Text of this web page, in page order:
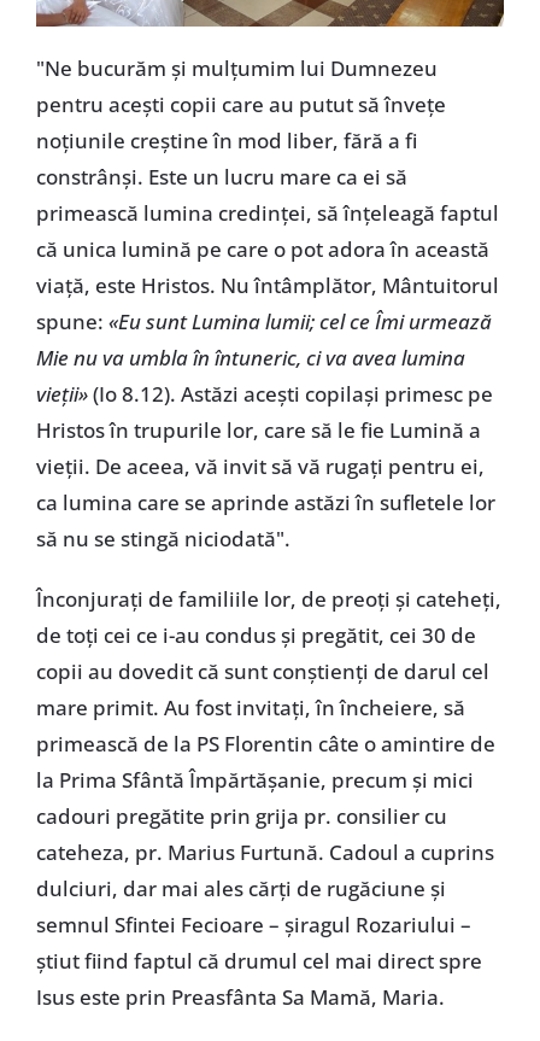
"Ne bucurăm și mulțumim lui Dumnezeu
pentru acești copii care au putut să învețe
noțiunile creștine în mod liber, fără a fi
constrânși. Este un lucru mare ca ei să
primească lumina credinței, să înțeleagă faptul
că unica lumină pe care o pot adora în această
viață, este Hristos. Nu întâmplător, Mântuitorul
spune: «Eu sunt Lumina lumii; cel ce Îmi urmează
Mie nu va umbla în întuneric, ci va avea lumina
vieții»(Io 8.12). Astăzi acești copilași primesc pe
Hristos în trupurile lor, care să le fie Lumină a
vieții. De aceea, vă invit să vă rugați pentru ei,
ca lumina care se aprinde astăzi în sufletele lor
să nu se stingă niciodată".
Înconjurați de familiile lor, de preoți și cateheți,
de toți cei ce i-au condus și pregătit, cei 30 de
copii au dovedit că sunt conștienți de darul cel
mare primit. Au fost invitați, în încheiere, să
primească de la PS Florentin câte o amintire de
la Prima Sfântă Împărtășanie, precum și mici
cadouri pregătite prin grija pr. consilier cu
cateheza, pr. Marius Furtună. Cadoul a cuprins
dulciuri, dar mai ales cărți de rugăciune și
semnul Sfintei Fecioare – șiragul Rozariului –
știut fiind faptul că drumul cel mai direct spre
Isus este prin Preasfânta Sa Mamă, Maria.